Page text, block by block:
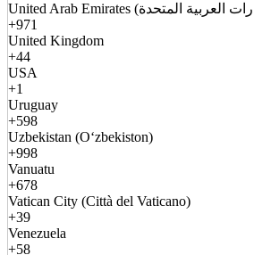
+971
United Kingdom
+44
USA
+1
Uruguay
+598
Uzbekistan (Oʻzbekiston)
+998
Vanuatu
+678
Vatican City (Città del Vaticano)
+39
Venezuela
+58